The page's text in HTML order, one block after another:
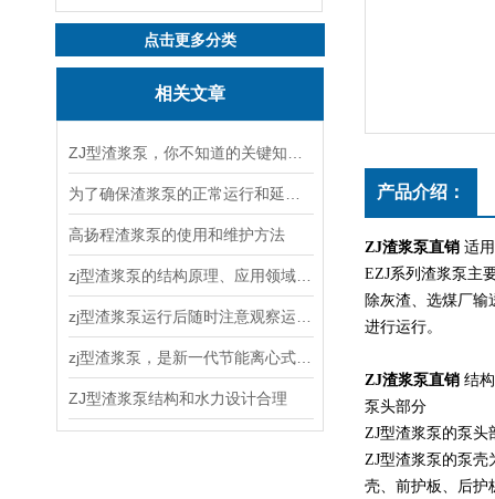
点击更多分类
相关文章
高扬程渣浆泵的使用和维护方法
ZJ型渣浆泵结构和水力设计合理
产品介绍：
ZJ渣浆泵直销 适
EZJ系列渣浆泵主
除灰渣、选煤厂输
进行运行。
ZJ渣浆泵直销 结
泵头部分
ZJ型渣浆泵的泵
ZJ型渣浆泵的泵壳
壳、前护板、后护